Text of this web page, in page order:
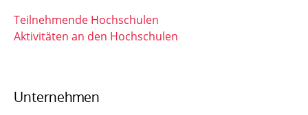
Teilnehmende Hochschulen
Aktivitäten an den Hochschulen
Unternehmen